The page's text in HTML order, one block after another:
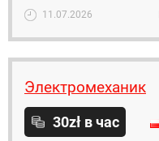
11.07.2026
Электромеханик
30zł в час